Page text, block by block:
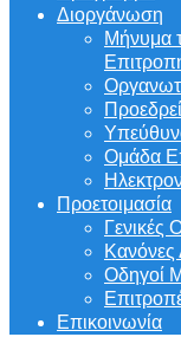
Διοργάνωση
Μήνυμα
Ομάδα
Προετοιμασία
Γενικές
Κανόνες
Οδηγοί
Επικοινωνία